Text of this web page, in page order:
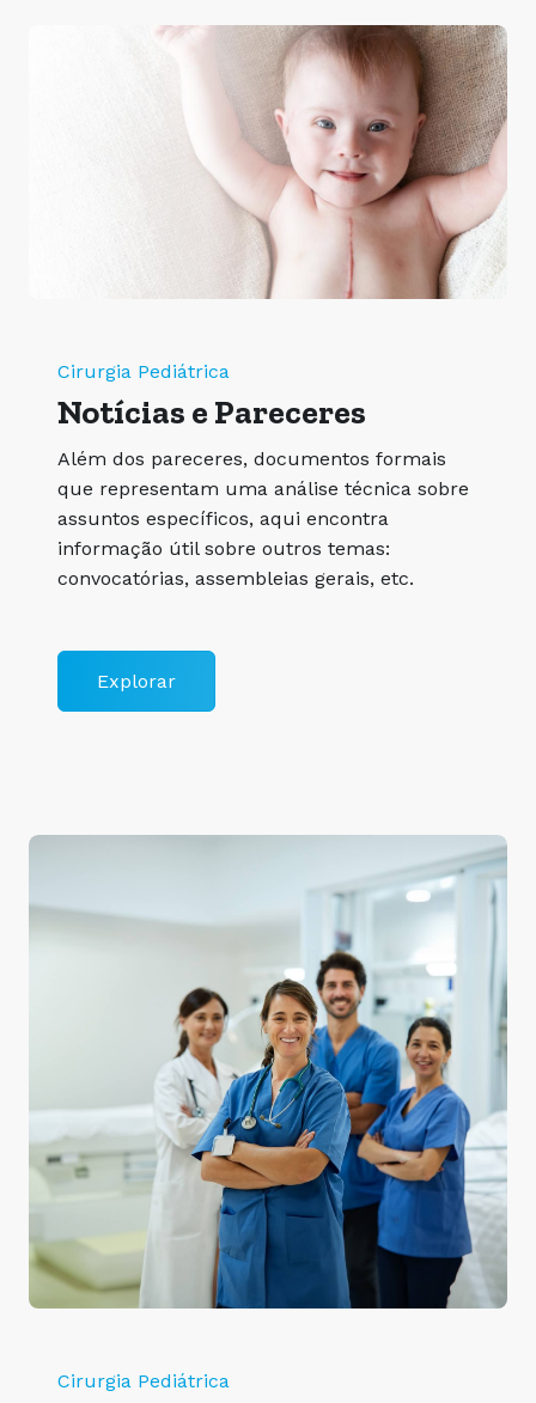
Cirurgia Pediátrica
Notícias e Pareceres
Além dos pareceres, documentos formais
que representam uma análise técnica sobre
assuntos específicos, aqui encontra
informação útil sobre outros temas:
convocatórias, assembleias gerais, etc.
Explorar
Cirurgia Pediátrica